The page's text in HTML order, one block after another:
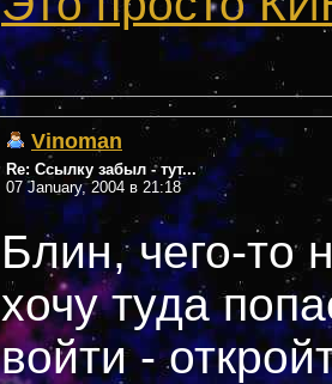
Vinoman
Re: Ссылку забыл - тут...
07 January, 2004 в 21:18
Блин, чего-то
хочу туда
войти -